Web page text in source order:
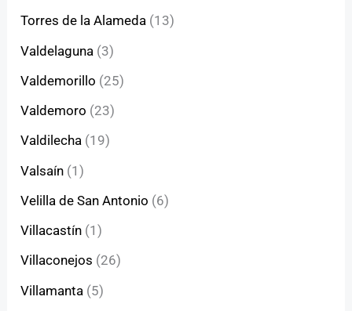
Torres de la Alameda (13)
Valdelaguna (3)
Valdemorillo (25)
Valdemoro (23)
Valdilecha (19)
Valsaín (1)
Velilla de San Antonio (6)
Villacastín (1)
Villaconejos (26)
Villamanta (5)